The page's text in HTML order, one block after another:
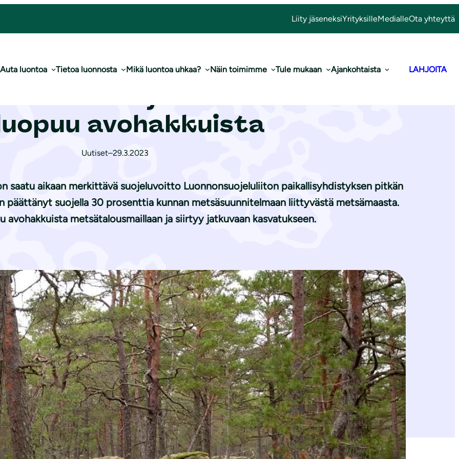
Liity jäseneksiYrityksilleMedialleOta yhteyttä
Auta luontoa Tietoa luonnosta Mikä luontoa uhkaa? Näin toimimme Tule mukaan Ajankohtaista LAHJOITA
% metsistä ja luopuu avohakkuista
avohakkuista
Uutiset–29.3.2023
saatu aikaan merkittävä suojeluvoitto Luonnonsuojeluliiton paikallisyhdistyksen pitkän
päättänyt suojella 30 prosenttia kunnan metsäsuunnitelmaan liittyvästä metsämaasta.
avohakkuista metsätalousmaillaan ja siirtyy jatkuvaan kasvatukseen.